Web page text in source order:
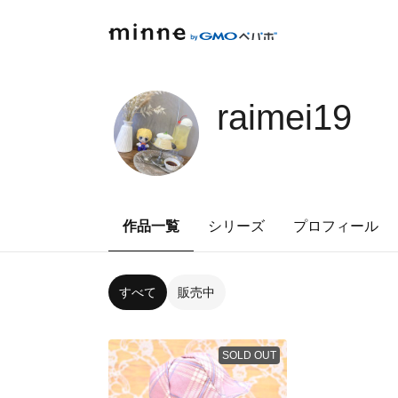
raimei19
作品一覧 シリーズ プロフィール
すべて 販売中
SOLD OUT